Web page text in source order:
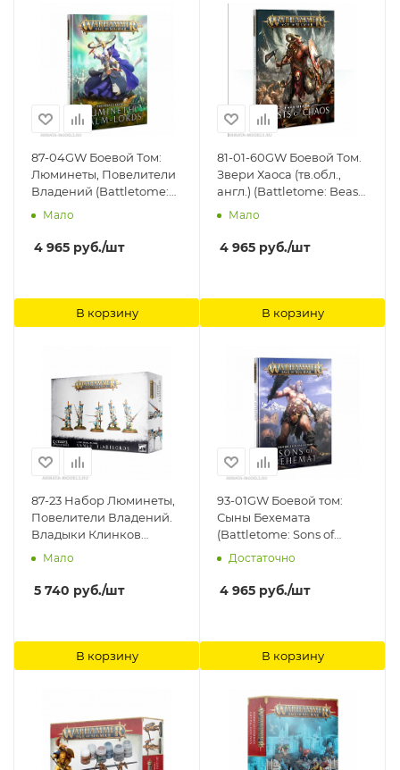
87-04GW Боевой Том:
Люминеты, Повелители
Владений (Battletome:
Lumineth Realm-lords
Workshop
Мало
4 965 руб./шт
В корзину
81-01-60GW Боевой Том.
Звери Хаоса (тв.обл.,
англ.) (Battletome: Beasts
of Chaos (HB, Eng))
Мало
4 965 руб./шт
В корзину
87-23 Набор Люминеты,
Повелители Владений.
Владыки Клинков
Ванари (Lumineth
Bladelords) Games
Workshop
Мало
5 740 руб./шт
В корзину
93-01GW Боевой том:
Сыны Бехемата
(Battletome: Sons of
Behemat (HB, Eng))
Games Workshop
Достаточно
4 965 руб./шт
В корзину